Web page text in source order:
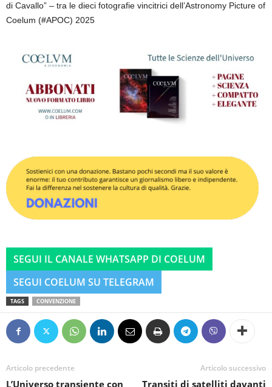
di Cavallo” – tra le dieci fotografie vincitrici dell’Astronomy Picture of
Coelum (#APOC) 2025
SEGUI IL CANALE WHATSAPP DI COELUM
SEGUI COELUM SU TELEGRAM
TAGS CONVENZIONE
Articolo precedente
L’Universo transiente con
Articolo successivo
Transiti di satelliti davanti